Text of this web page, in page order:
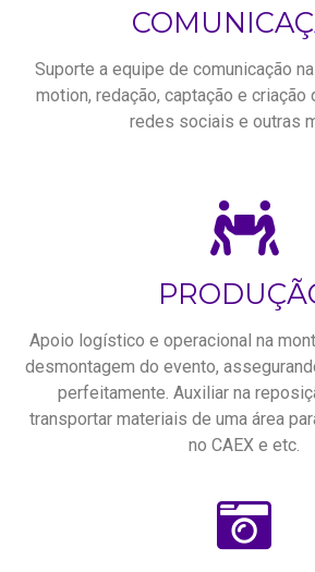
Suporte a equipe de comunicação
motion, redação, captação e criação
redes sociais e outras
Apoio logístico e operacional na
desmontagem do evento,
perfeitamente. Auxiliar na
transportar materiais de uma área
no CAEX e etc.